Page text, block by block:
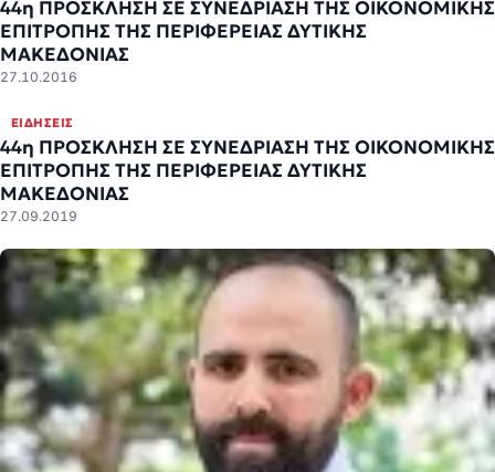
44η ΠΡΟΣΚΛΗΣΗ ΣΕ ΣΥΝΕΔΡΙΑΣΗ ΤΗΣ ΟΙΚΟΝΟΜΙΚΗΣ
ΕΠΙΤΡΟΠΗΣ ΤΗΣ ΠΕΡΙΦΕΡΕΙΑΣ ΔΥΤΙΚΗΣ
ΜΑΚΕΔΟΝΙΑΣ
27.10.2016
ΕΙΔΉΣΕΙΣ
44η ΠΡΟΣΚΛΗΣΗ ΣΕ ΣΥΝΕΔΡΙΑΣΗ ΤΗΣ ΟΙΚΟΝΟΜΙΚΗΣ
ΕΠΙΤΡΟΠΗΣ ΤΗΣ ΠΕΡΙΦΕΡΕΙΑΣ ΔΥΤΙΚΗΣ
ΜΑΚΕΔΟΝΙΑΣ
27.09.2019